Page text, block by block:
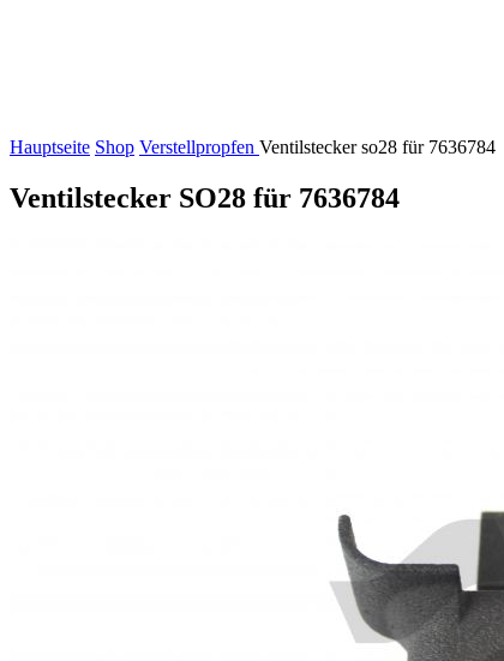
Hauptseite Shop Verstellpropfen Ventilstecker so28 für 7636784
Ventilstecker SO28 für 7636784